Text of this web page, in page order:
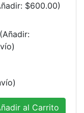
$600.00)
(Añadir:
al Carrito